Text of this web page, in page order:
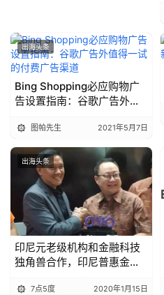
出海头条
Bing Shopping必应购物广
告设置指南：谷歌广告外值
图帕先生 2021年5月7日
出海头条
印尼元老级机构和金融科技
独角兽合作，印尼普惠金融
7点5度 2020年1月15日